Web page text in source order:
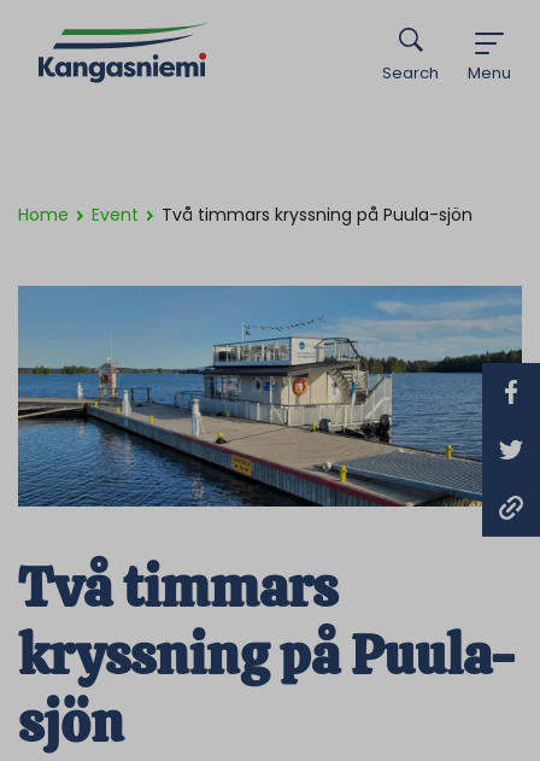
Menu
Search
Home Event Två timmars kryssning på Puula-sjön
Två timmars
kryssning på Puula-
sjön